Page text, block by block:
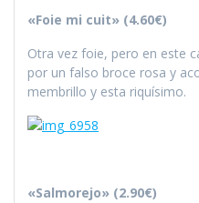
«Foie mi cuit» (4.60€)
Otra vez foie, pero en este
por un falso broce rosa y
membrillo y esta riquísimo.
«Salmorejo» (2.90€)